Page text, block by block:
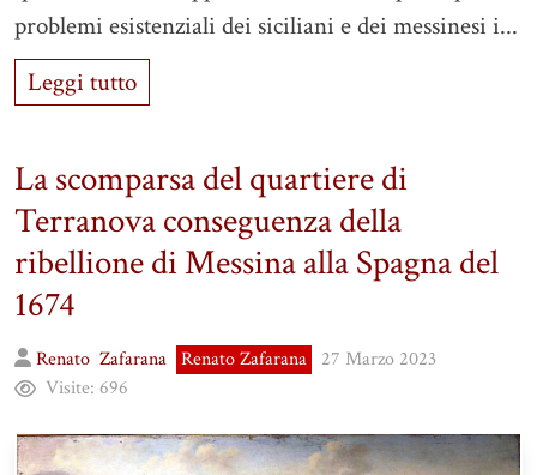
problemi esistenziali dei siciliani e dei messinesi i...
Leggi tutto
La scomparsa del quartiere di
Terranova conseguenza della
ribellione di Messina alla Spagna del
1674
Renato Zafarana Renato Zafarana
27 Marzo 2023
Visite: 696